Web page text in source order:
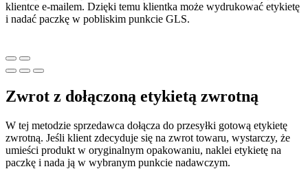
klientce e-mailem. Dzięki temu klientka może wydrukować etykietę
i nadać paczkę w pobliskim punkcie GLS.
Zwrot z dołączoną etykietą zwrotną
W tej metodzie sprzedawca dołącza do przesyłki gotową etykietę
zwrotną. Jeśli klient zdecyduje się na zwrot towaru, wystarczy, że
umieści produkt w oryginalnym opakowaniu, naklei etykietę na
paczkę i nada ją w wybranym punkcie nadawczym.